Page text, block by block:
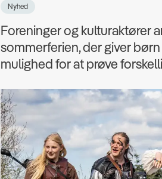
Nyhed
Foreninger og kulturaktører
sommerferien, der giver
mulighed for at prøve